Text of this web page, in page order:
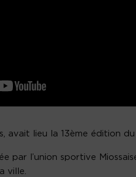
avait lieu la 13ème édition
par l’union sportive
ville.